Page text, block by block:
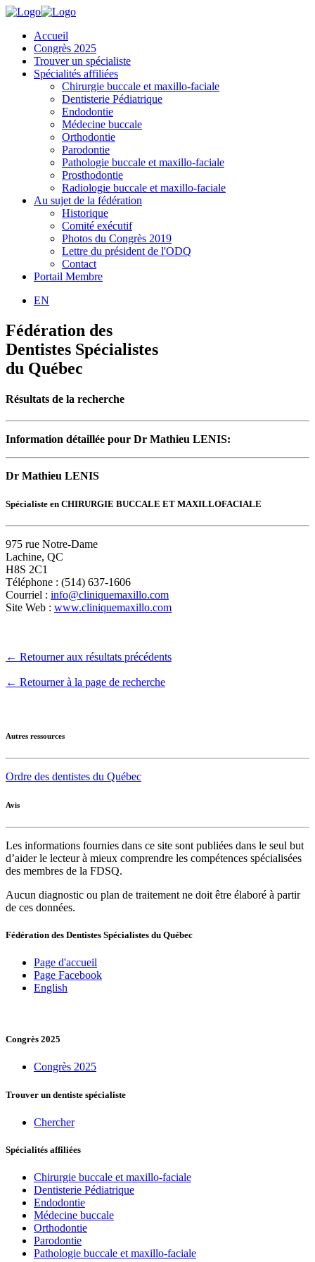
Accueil
Congrès 2025
Trouver un spécialiste
Spécialités affiliées
Chirurgie buccale et maxillo-faciale
Dentisterie Pédiatrique
Endodontie
Médecine buccale
Orthodontie
Parodontie
Pathologie buccale et maxillo-faciale
Prosthodontie
Radiologie buccale et maxillo-faciale
Au sujet de la fédération
Historique
Comité exécutif
Photos du Congrès 2019
Lettre du président de l'ODQ
Contact
Portail Membre
EN
Fédération des
Dentistes Spécialistes
du Québec
Résultats de la recherche
Information détaillée pour Dr Mathieu LENIS:
Dr Mathieu LENIS
Spécialiste en CHIRURGIE BUCCALE ET MAXILLOFACIALE
975 rue Notre-Dame
Lachine, QC
H8S 2C1
Téléphone : (514) 637-1606
Courriel : info@cliniquemaxillo.com
Site Web : www.cliniquemaxillo.com
← Retourner aux résultats précédents
← Retourner à la page de recherche
Autres ressources
Ordre des dentistes du Québec
Avis
Les informations fournies dans ce site sont publiées dans le seul but
d’aider le lecteur à mieux comprendre les compétences spécialisées
des membres de la FDSQ.
Aucun diagnostic ou plan de traitement ne doit être élaboré à partir
de ces données.
Fédération des Dentistes Spécialistes du Québec
Page d'accueil
Page Facebook
English
Congrès 2025
Congrès 2025
Trouver un dentiste spécialiste
Chercher
Spécialités affiliées
Chirurgie buccale et maxillo-faciale
Dentisterie Pédiatrique
Endodontie
Médecine buccale
Orthodontie
Parodontie
Pathologie buccale et maxillo-faciale